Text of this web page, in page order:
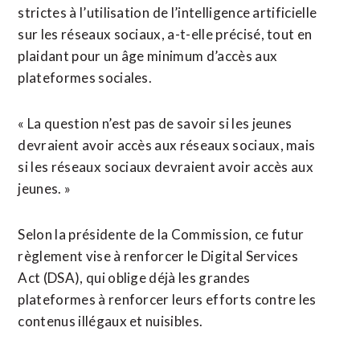
strictes à l’utilisation ⁠de l’intelligence artificielle
sur les réseaux sociaux, a-t-elle précisé, tout en
plaidant pour un âge minimum d’accès aux
plateformes sociales.
« La question n’est pas de savoir si les jeunes
devraient avoir accès aux réseaux sociaux, mais
si les réseaux ⁠sociaux devraient ‌avoir accès aux
jeunes. »
Selon la présidente de la Commission, ce ⁠futur
règlement vise à renforcer le Digital Services
Act (DSA), ​qui oblige ​déjà les grandes
plateformes à renforcer leurs efforts contre les
contenus illégaux et ​nuisibles.